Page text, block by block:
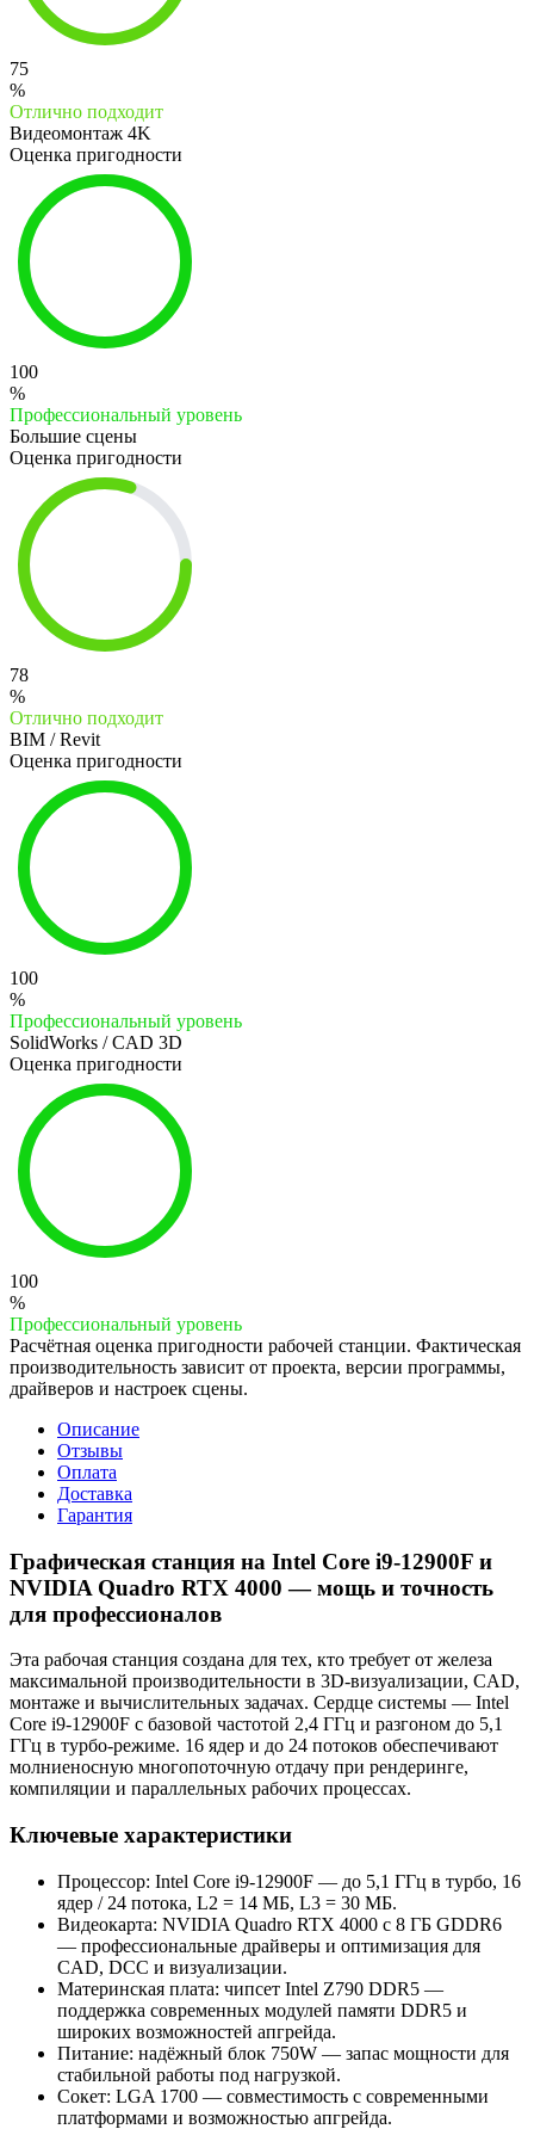
75
%
Отлично подходит
Видеомонтаж 4K
Оценка пригодности
100
%
Профессиональный уровень
Большие сцены
Оценка пригодности
78
%
Отлично подходит
BIM / Revit
Оценка пригодности
100
%
Профессиональный уровень
SolidWorks / CAD 3D
Оценка пригодности
100
%
Профессиональный уровень
Расчётная оценка пригодности рабочей станции. Фактическая
производительность зависит от проекта, версии программы,
драйверов и настроек сцены.
Описание
Отзывы
Оплата
Доставка
Гарантия
Графическая станция на Intel Core i9-12900F и
NVIDIA Quadro RTX 4000 — мощь и точность
для профессионалов
Эта рабочая станция создана для тех, кто требует от железа
максимальной производительности в 3D-визуализации, CAD,
монтаже и вычислительных задачах. Сердце системы — Intel
Core i9-12900F с базовой частотой 2,4 ГГц и разгоном до 5,1
ГГц в турбо‑режиме. 16 ядер и до 24 потоков обеспечивают
молниеносную многопоточную отдачу при рендеринге,
компиляции и параллельных рабочих процессах.
Ключевые характеристики
Процессор: Intel Core i9-12900F — до 5,1 ГГц в турбо, 16
ядер / 24 потока, L2 = 14 МБ, L3 = 30 МБ.
Видеокарта: NVIDIA Quadro RTX 4000 с 8 ГБ GDDR6
— профессиональные драйверы и оптимизация для
CAD, DCC и визуализации.
Материнская плата: чипсет Intel Z790 DDR5 —
поддержка современных модулей памяти DDR5 и
широких возможностей апгрейда.
Питание: надёжный блок 750W — запас мощности для
стабильной работы под нагрузкой.
Сокет: LGA 1700 — совместимость с современными
платформами и возможностью апгрейда.